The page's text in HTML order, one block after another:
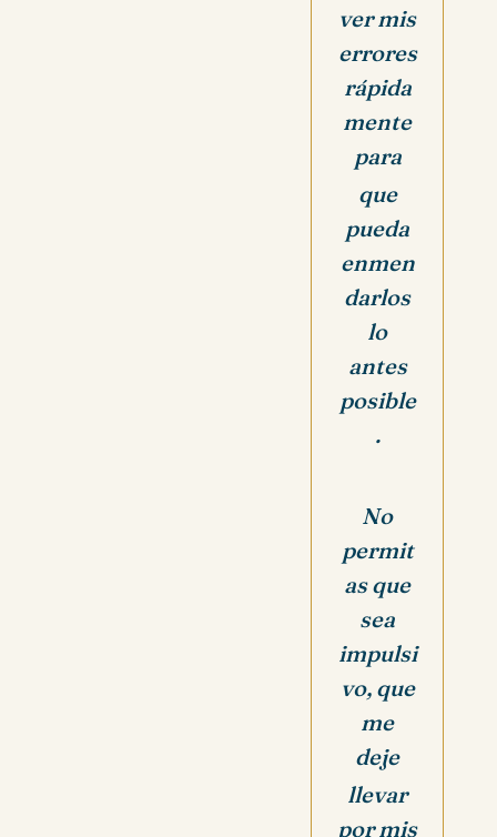
ver mis
errores
rápida
mente
para
que
pueda
enmen
darlos
lo
antes
posible
.
No
permit
as que
sea
impulsi
vo, que
me
deje
llevar
por mis